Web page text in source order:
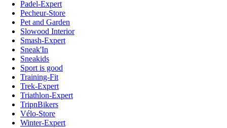
Padel-Expert
Pecheur-Store
Pet and Garden
Slowood Interior
Smash-Expert
Sneak'In
Sneakids
Sport is good
Training-Fit
Trek-Expert
Triathlon-Expert
TripnBikers
Vélo-Store
Winter-Expert